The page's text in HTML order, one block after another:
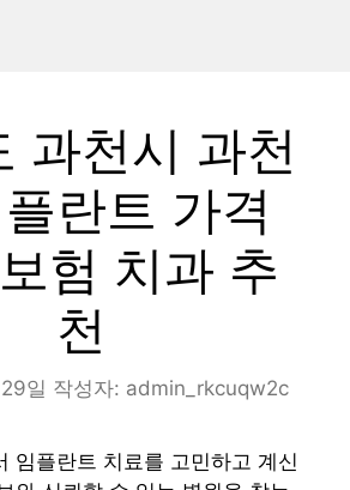
과천시 과천
란트 가격
험 치과 추
천
일 작성자: admin_rkcuqw2c
임플란트 치료를 고민하고 계신